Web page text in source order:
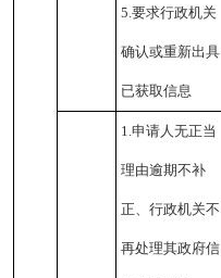
5.要求行政机关
确认或重新出具
已获取信息
1.申请人无正当
理由逾期不补
正、行政机关不
再处理其政府信